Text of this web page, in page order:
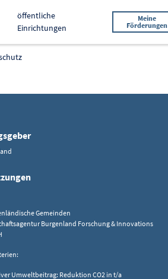
öffentliche
Einrichtungen
Meine
Förderungen
Gemeinden
Burgenland Forschung & Innovations
Umweltbeitrag: Reduktion CO2 in t/a